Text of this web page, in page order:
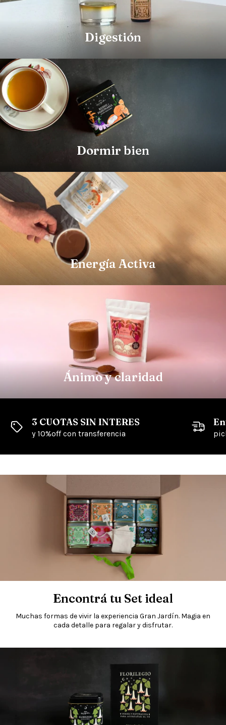
Digestión
Dormir bien
Energía Activa
Ánimo y claridad
3 CUOTAS SIN INTERES
y 10%off con transferencia
Encontrá tu Set ideal
Muchas formas de vivir la experiencia Gran Jardín. Magia en
cada detalle para regalar y disfrutar.